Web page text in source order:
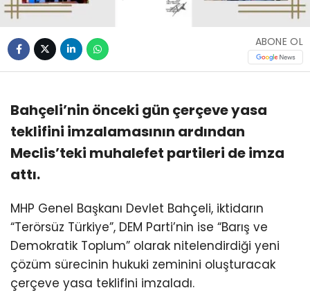
ABONE OL
Bahçeli’nin önceki gün çerçeve yasa
teklifini imzalamasının ardından
Meclis’teki muhalefet partileri de imza
attı.
MHP Genel Başkanı Devlet Bahçeli, iktidarın
“Terörsüz Türkiye”, DEM Parti’nin ise “Barış ve
Demokratik Toplum” olarak nitelendirdiği yeni
çözüm sürecinin hukuki zeminini oluşturacak
çerçeve yasa teklifini imzaladı.